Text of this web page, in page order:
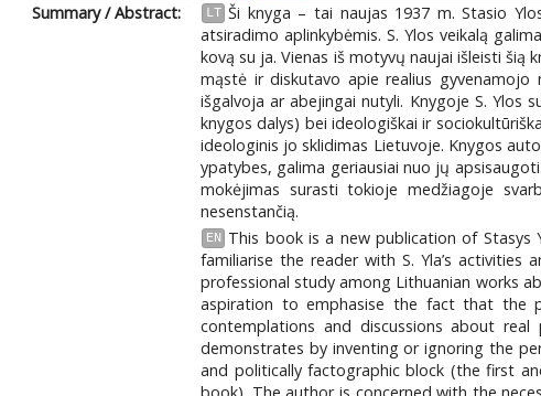
Summary / Abstract: LT Ši knyga – tai naujas 1937 m. Stasio
atsiradimo aplinkybėmis. S. Ylos veikalą
kovą su ja. Vienas iš motyvų naujai išleisti šią
mąstė ir diskutavo apie realius gyvenamojo
išgalvoja ar abejingai nutyli. Knygoje S. Ylos
knygos dalys) bei ideologiškai ir
ideologinis jo sklidimas Lietuvoje. Knygos
ypatybes, galima geriausiai nuo jų
mokėjimas surasti tokioje medžiagoje
nesenstančią.
EN
This book is a new publication of Stasys
familiarise the reader with S. Yla’s
professional study among Lithuanian works
aspiration to emphasise the fact that the
contemplations and discussions about
demonstrates by inventing or ignoring the
and politically factographic block (the first